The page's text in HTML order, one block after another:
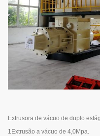
Extrusora de vácuo de duplo
1Extrusão a vácuo de 4,0Mpa.